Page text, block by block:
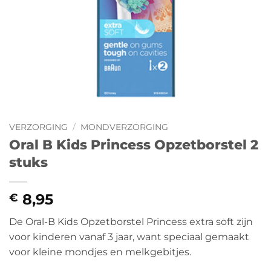
VERZORGING / MONDVERZORGING
Oral B Kids Princess Opzetborstel 2
stuks
€ 8,95
De Oral-B Kids Opzetborstel Princess extra soft zijn
voor kinderen vanaf 3 jaar, want speciaal gemaakt
voor kleine mondjes en melkgebitjes.